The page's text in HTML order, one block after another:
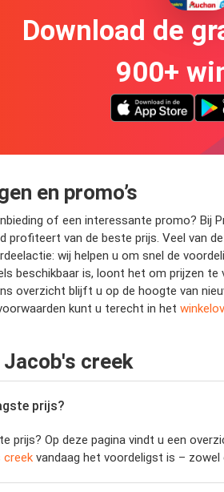
Download de
900+
en promo’s
of een interessante promo? Bij
van de beste prijs. Veel van
wij helpen u om snel de
beschikbaar is, loont het om prijzen
overzicht blijft u op de hoogte van
kunt u terecht in het
creek
prijs?
prijs? Op deze pagina vindt u een
creek vandaag het voordeligst is – zowel